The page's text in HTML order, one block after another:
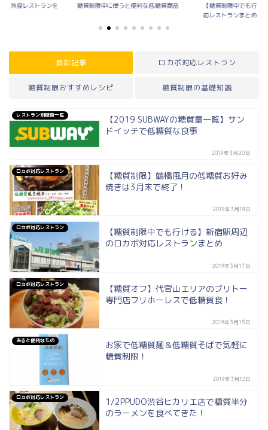
る外食レストランを 糖質制限中に使うと便利な低糖質商品
【糖質制限中でも行け
応レストランまとめ
最新記事 ロカボ対応レストラン
糖質制限おすすめレシピ 糖質制限の基礎知識
レストラン別糖質一覧
【2019 SUBWAYの糖質量一覧】サン
ドイッチで低糖質な食事
2019年3月20日
ロカボ対応レストラン
【糖質制限】鶴橋風月の低糖質お好み
焼きは3月末で終了！
2019年3月18日
ロカボ対応レストラン
【糖質制限中でも行ける】新宿駅周辺
のロカボ対応レストランまとめ
2019年3月17日
ロカボ対応レストラン
【糖質オフ】代官山エリアのブリトー
専門店フリホーレスで低糖質食！
2019年3月15日
あると便利なもの
お家で低糖質麺＆低糖質そばで気軽に
糖質制限！
2019年3月12日
ロカボ対応レストラン
1/2PPUDO渋谷ヒカリエ店で糖質半分
のラーメンを食べてきた！